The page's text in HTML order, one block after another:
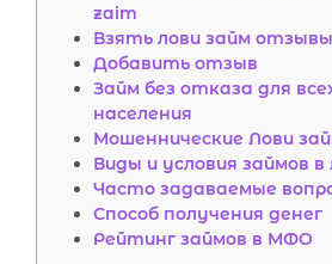
zaim
Взять лови займ
Добавить отзыв
Займ без отказа для
населения
Мошеннические Лови
Виды и условия займов в
Часто задаваемые
Способ получения денег
Рейтинг займов в МФО